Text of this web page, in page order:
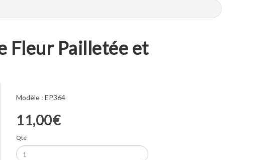
Fleur Pailletée et
Modèle : EP364
11,00€
Qté